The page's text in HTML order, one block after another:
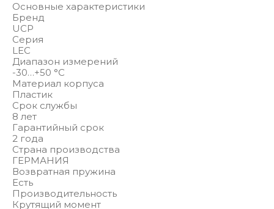
Основные характеристики
Бренд
UCP
Серия
LEC
Диапазон измерений
-30…+50 °С
Материал корпуса
Пластик
Срок службы
8 лет
Гарантийный срок
2 года
Страна производства
ГЕРМАНИЯ
Возвратная пружина
Есть
Производительность
Крутящий момент